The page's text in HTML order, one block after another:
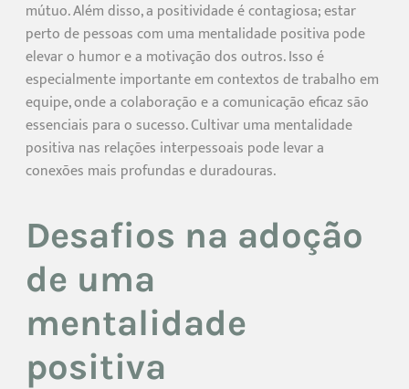
mútuo. Além disso, a positividade é contagiosa; estar
perto de pessoas com uma mentalidade positiva pode
elevar o humor e a motivação dos outros. Isso é
especialmente importante em contextos de trabalho em
equipe, onde a colaboração e a comunicação eficaz são
essenciais para o sucesso. Cultivar uma mentalidade
positiva nas relações interpessoais pode levar a
conexões mais profundas e duradouras.
Desafios na adoção
de uma
mentalidade
positiva